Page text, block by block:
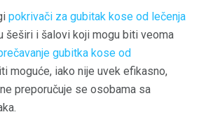
pokrivači za gubitak kose od lečenja
šeširi i šalovi koji mogu biti veoma
gubitka kose od
moguće, iako nije uvek efikasno,
preporučuje se osobama sa